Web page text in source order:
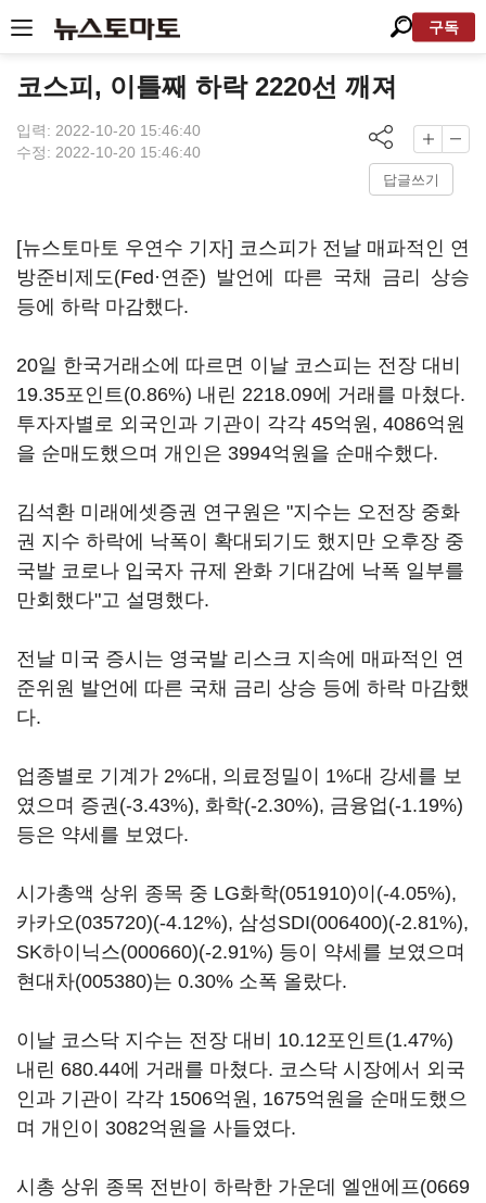
구독
코스피, 이틀째 하락 2220선 깨져
입력: 2022-10-20 15:46:40
수정: 2022-10-20 15:46:40
답글쓰기
[뉴스토마토 우연수 기자] 코스피가 전날 매파적인 연
방준비제도(Fed·연준) 발언에 따른 국채 금리 상승
등에 하락 마감했다.
20일 한국거래소에 따르면 이날 코스피는 전장 대비
19.35포인트(0.86%) 내린 2218.09에 거래를 마쳤다.
투자자별로 외국인과 기관이 각각 45억원, 4086억원
을 순매도했으며 개인은 3994억원을 순매수했다.
김석환 미래에셋증권 연구원은 "지수는 오전장 중화
권 지수 하락에 낙폭이 확대되기도 했지만 오후장 중
국발 코로나 입국자 규제 완화 기대감에 낙폭 일부를
만회했다"고 설명했다.
전날 미국 증시는 영국발 리스크 지속에 매파적인 연
준위원 발언에 따른 국채 금리 상승 등에 하락 마감했
다.
업종별로 기계가 2%대, 의료정밀이 1%대 강세를 보
였으며 증권(-3.43%), 화학(-2.30%), 금융업(-1.19%)
등은 약세를 보였다.
시가총액 상위 종목 중 LG화학(051910)이(-4.05%),
카카오(035720)(-4.12%), 삼성SDI(006400)(-2.81%),
SK하이닉스(000660)(-2.91%) 등이 약세를 보였으며
현대차(005380)는 0.30% 소폭 올랐다.
이날 코스닥 지수는 전장 대비 10.12포인트(1.47%)
내린 680.44에 거래를 마쳤다. 코스닥 시장에서 외국
인과 기관이 각각 1506억원, 1675억원을 순매도했으
며 개인이 3082억원을 사들였다.
시총 상위 종목 전반이 하락한 가운데 엘앤에프(0669